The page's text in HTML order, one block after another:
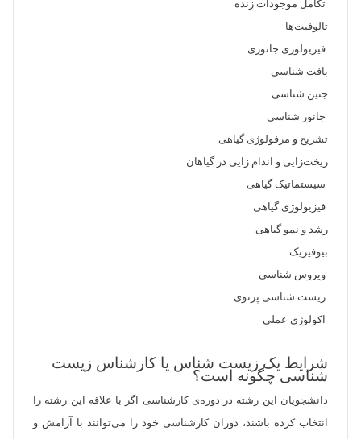
تکامل‌ موجودات‌ زنده‌
تالوفیت‌ها
فیزیولوژی‌ جانوری‌
بافت‌ شناسی‌
جنین‌ شناسی‌
جانور شناسی‌
تشریح‌ و مرفولوژی‌ گیاهی‌
ریخت‌زایی‌ و اندام‌ زایی‌ در گیاهان‌
سیستماتیک‌ گیاهی‌
فیزیولوژی‌ گیاهی
رشد و نمو گیاهی
بیوفیزیک‌
ویروس‌ شناسی‌
زیست‌ شناسی‌ پرتوی‌
اکولوژی‌ عملی‌
شرایط یک زیست شناس یا کارشناس زیست
شناسی چگونه است؟
دانشجویان این رشته در دوره‌ی کارشناسی اگر با علاقه این رشته را
انتخاب کرده باشند، دوران کارشناسی خود را می‌توانند با آرامش و